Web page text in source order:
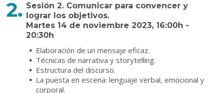
Sesión 2. Comunicar para convencer y
lograr los objetivos.
Martes 14 de noviembre 2023, 16:00h -
20:30h
Elaboración de un mensaje eficaz.
Técnicas de narrativa y storytelling.
Estructura del discurso.
La puesta en escena: lenguaje verbal, emocional y
corporal.